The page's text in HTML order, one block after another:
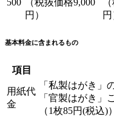
500
（税抜価格9,000
円）
円
基本料金に含まれるもの
項目
用紙代
金
「私製はがき」
「官製はがき」
（1枚85円(税込)